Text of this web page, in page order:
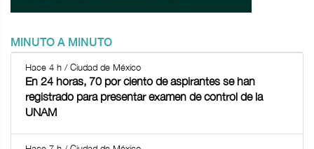
MINUTO A MINUTO
Hace 4 h / Ciudad de México
En 24 horas, 70 por ciento de aspirantes se han
registrado para presentar examen de control de la
UNAM